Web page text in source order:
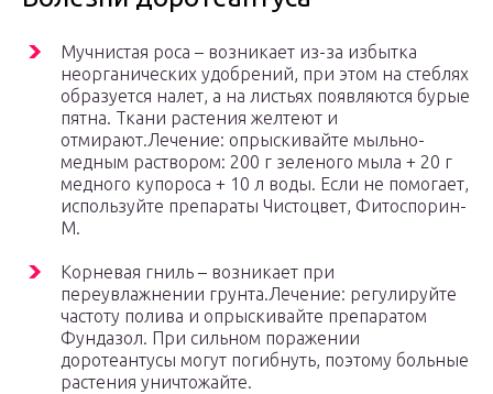
Мучнистая роса – возникает из-за избытка
неорганических удобрений, при этом на стеблях
образуется налет, а на листьях появляются бурые
пятна. Ткани растения желтеют и
отмирают.Лечение: опрыскивайте мыльно-
медным раствором: 200 г зеленого мыла + 20 г
медного купороса + 10 л воды. Если не помогает,
используйте препараты Чистоцвет, Фитоспорин-
М.
Корневая гниль – возникает при
переувлажнении грунта.Лечение: регулируйте
частоту полива и опрыскивайте препаратом
Фундазол. При сильном поражении
доротеантусы могут погибнуть, поэтому больные
растения уничтожайте.